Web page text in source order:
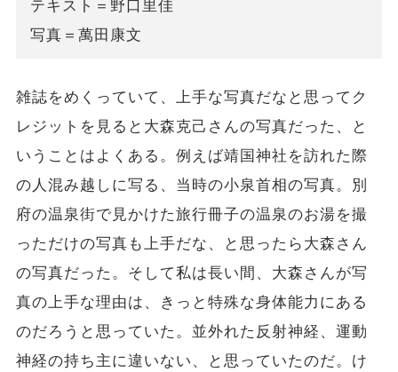
テキスト＝野口里佳
写真＝萬田康文
雑誌をめくっていて、上手な写真だなと思ってク
レジットを見ると大森克己さんの写真だった、と
いうことはよくある。例えば靖国神社を訪れた際
の人混み越しに写る、当時の小泉首相の写真。別
府の温泉街で見かけた旅行冊子の温泉のお湯を撮
っただけの写真も上手だな、と思ったら大森さん
の写真だった。そして私は長い間、大森さんが写
真の上手な理由は、きっと特殊な身体能力にある
のだろうと思っていた。並外れた反射神経、運動
神経の持ち主に違いない、と思っていたのだ。け